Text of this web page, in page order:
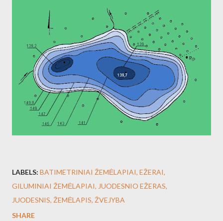
LABELS: BATIMETRINIAI ŽEMĖLAPIAI EŽERAI
GILUMINIAI ŽEMĖLAPIAI
JUODESNIO EŽERAS
JUODESNIS ŽEMĖLAPIS ŽVEJYBA
SHARE